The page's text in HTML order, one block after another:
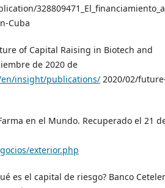
Cuba
of Capital Raising in Biotech and
de 2020 de
en/insight/publications/ 2020/02/
en el Mundo. Recuperado el 21
exterior.php
es el capital de riesgo? Banco